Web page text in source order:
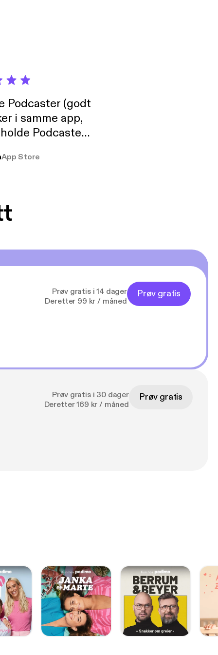
Podcaster (godt
i samme app,
Podcaster
App Store
Prøv gratis i 14 dager
Deretter 99 kr / måned
Prøv gratis
Prøv gratis i 30 dager
Deretter 169 kr / måned
Prøv gratis